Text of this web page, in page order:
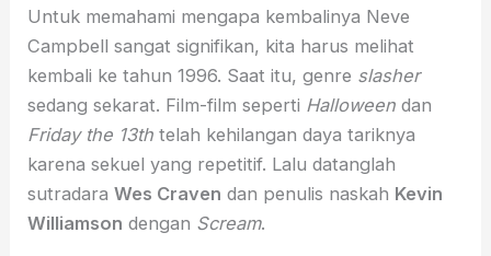
Untuk memahami mengapa kembalinya Neve
Campbell sangat signifikan, kita harus melihat
kembali ke tahun 1996. Saat itu, genre slasher
sedang sekarat. Film-film seperti Halloween dan
Friday the 13th telah kehilangan daya tariknya
karena sekuel yang repetitif. Lalu datanglah
sutradaraWes Craven dan penulis naskah Kevin
Williamson dengan Scream.